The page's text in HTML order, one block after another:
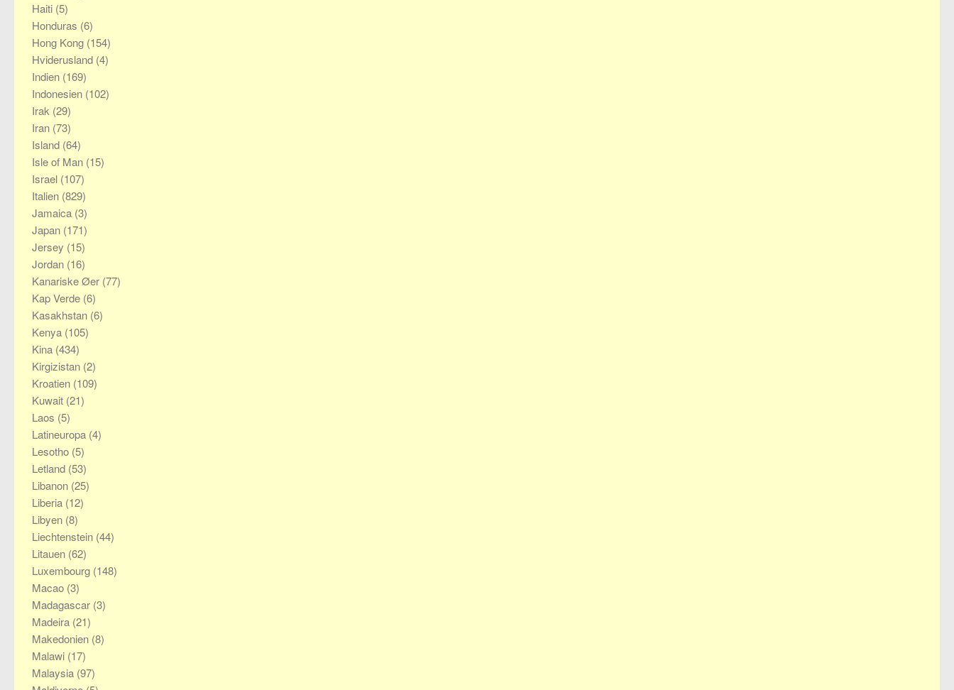
Haiti (5)
Honduras (6)
Hong Kong (154)
Hviderusland (4)
Indien (169)
Indonesien (102)
Irak (29)
Iran (73)
Island (64)
Isle of Man (15)
Israel (107)
Italien (829)
Jamaica (3)
Japan (171)
Jersey (15)
Jordan (16)
Kanariske Øer (77)
Kap Verde (6)
Kasakhstan (6)
Kenya (105)
Kina (434)
Kirgizistan (2)
Kroatien (109)
Kuwait (21)
Laos (5)
Latineuropa (4)
Lesotho (5)
Letland (53)
Libanon (25)
Liberia (12)
Libyen (8)
Liechtenstein (44)
Litauen (62)
Luxembourg (148)
Macao (3)
Madagascar (3)
Madeira (21)
Makedonien (8)
Malawi (17)
Malaysia (97)